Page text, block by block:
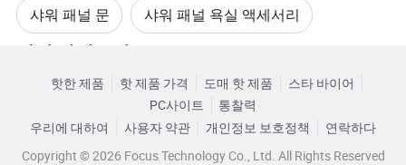
4, 원하는 모든 패턴과 결합할 수 있습니다
5 표면이 매끄러우며 먼지가 없는 장소도 없습
6, 여러 애플리케이션 필드
샤워 패널 문 샤워 패널 욕실 액세서리
카테고리로 찾아보기
핫한 제품 핫 제품 가격 도매 핫 제품
스타 바이어
PC사이트
통찰력
우리에 대하여
사용자 약관 개인정보 보호정책
연락하다
Copyright © 2026 Focus Technology Co., Ltd. All Rights Reserved